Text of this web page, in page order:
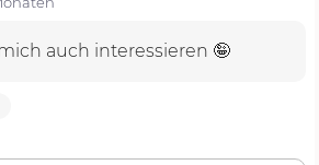
auch interessieren 🤪